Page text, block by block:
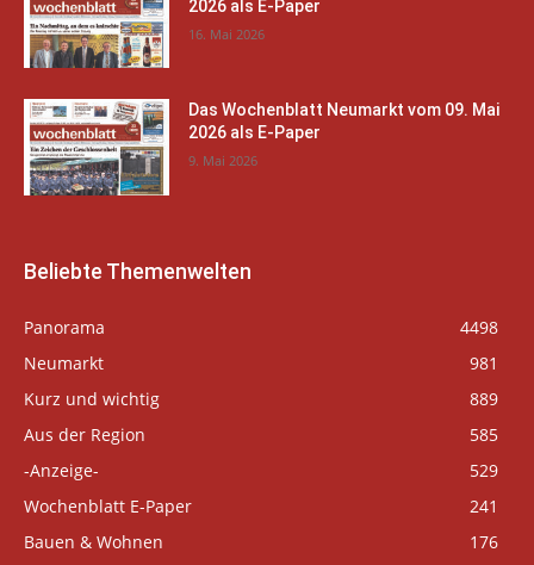
2026 als E-Paper
16. Mai 2026
Das Wochenblatt Neumarkt vom 09. Mai
2026 als E-Paper
9. Mai 2026
Beliebte Themenwelten
Panorama
4498
Neumarkt
981
Kurz und wichtig
889
Aus der Region
585
-Anzeige-
529
Wochenblatt E-Paper
241
Bauen & Wohnen
176